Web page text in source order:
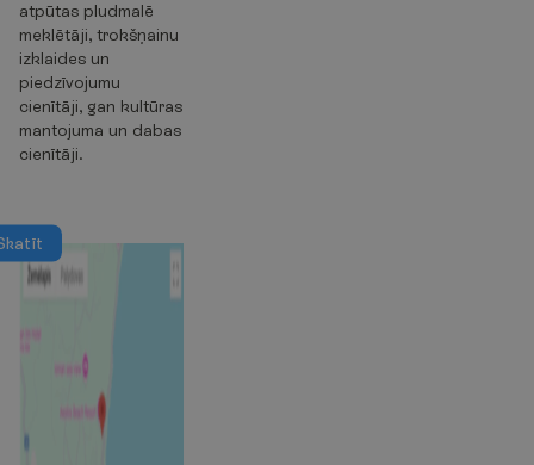
atpūtas pludmalē
meklētāji, trokšņainu
izklaides un
piedzīvojumu
cienītāji, gan kultūras
mantojuma un dabas
cienītāji.
katīt